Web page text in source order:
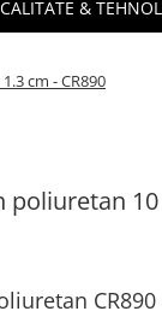
CALITATE &
cm - CR890
10